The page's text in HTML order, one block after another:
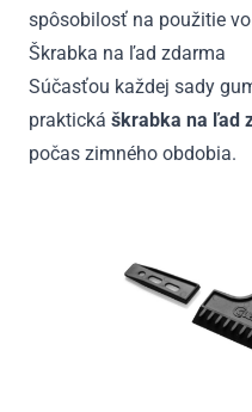
spôsobilosť na použitie
Škrabka na ľad zdarma
Súčasťou každej sady
praktická škrabka na ľad
počas zimného obdobia.